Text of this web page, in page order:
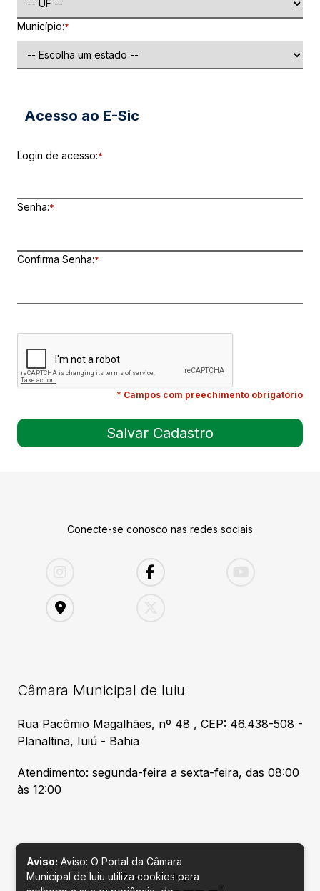
Município:*
Acesso ao E-Sic
Login de acesso:*
Senha:*
Confirma Senha:*
* Campos com preechimento obrigatório
Conecte-se conosco nas redes sociais
Câmara Municipal de Iuiu
Rua Pacômio Magalhães, nº 48 , CEP: 46.438-508 -
Planaltina, Iuiú - Bahia
Atendimento: segunda-feira a sexta-feira, das 08:00
às 12:00
Desenvolvido por
Aviso: Aviso: O Portal da Câmara
Municipal de Iuiu utiliza cookies para